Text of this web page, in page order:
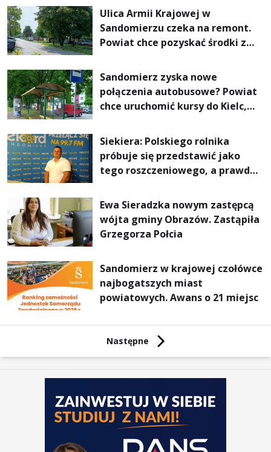
Pieszym „Tam Gdzie Pieprz
Rośnie”
Ulica Armii Krajowej w
Sandomierzu czeka na remont.
Powiat chce pozyskać środki z
Dróg
Sandomierz zyska nowe
połączenia autobusowe? Powiat
chce uruchomić kursy do Kielc,
Siekiera: Polskiego rolnika
próbuje się przedstawić jako
tego roszczeniowego, a prawda
Ewa Sieradzka nowym zastępcą
wójta gminy Obrazów. Zastąpiła
Grzegorza Połcia
Sandomierz w krajowej czołówce
najbogatszych miast
powiatowych. Awans o 21 miejsc
Następne